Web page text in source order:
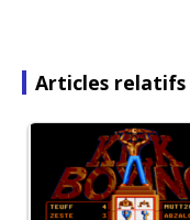
Articles relatifs